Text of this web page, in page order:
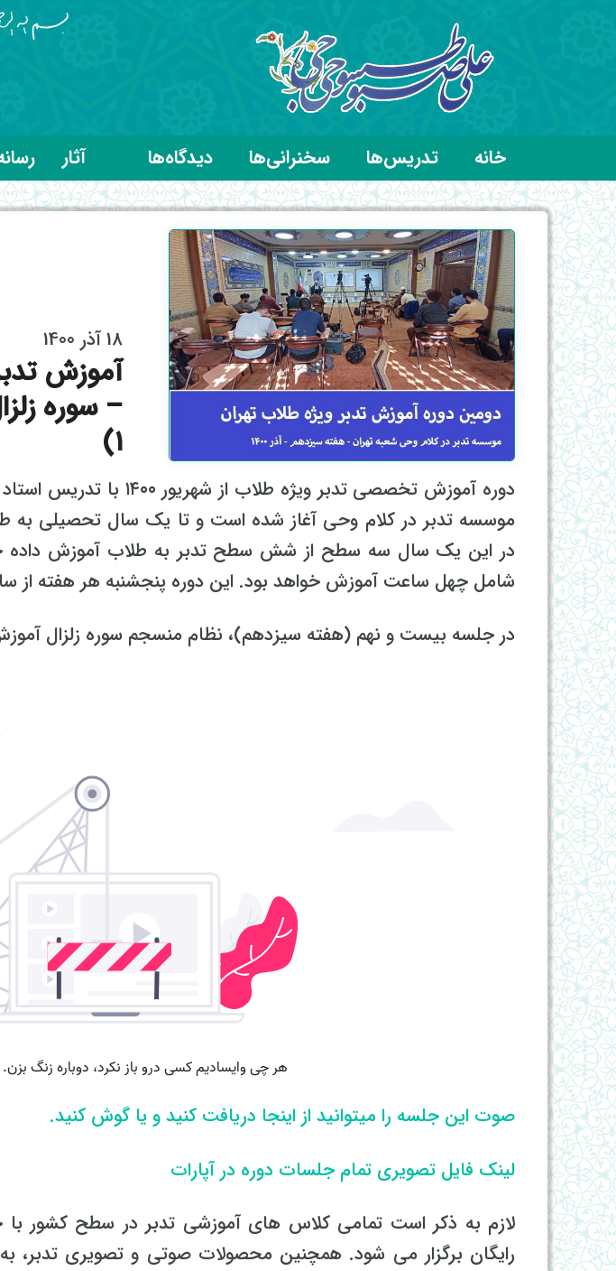
خانه تدریس‌ها سخنرانی‌ها دیدگاه‌ها آثار
18 آذر 1400
آموزش
۱)
دوره آموزش تخصصی تدبر ویژه
موسسه تدبر در کلام وحی آغاز شده است و تا یک سال تحصیلی به
در این یک سال سه سطح از شش سطح تدبر به طلاب آموزش داده
شامل چهل ساعت آموزش خواهد بود. این دوره پنجشنبه هر هفته از ساعت ۸ تا ۱۱:۳۰ برگزار
در جلسه بیست و نهم (هفته سیزدهم)، نظام منسجم سوره زلزال
صوت این جلسه را میتوانید از اینجا دریافت کنید و یا گوش کنید.
لینک فایل تصویری تمام جلسات دوره در آپارات
لازم به ذکر است تمامی کلاس های آموزشی تدبر در سطح کشور
رایگان برگزار می شود. همچنین محصولات صوتی و تصویری تدبر،